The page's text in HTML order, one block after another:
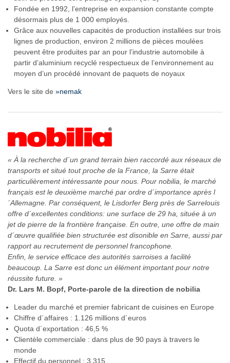
Fondée en 1992, l’entreprise en expansion constante compte
désormais plus de 1 000 employés.
Grâce aux nouvelles capacités de production installées sur trois
lignes de production, environ 2 millions de pièces moulées
peuvent être produites par an pour l’industrie automobile à
partir d’aluminium recyclé respectueux de l’environnement au
moyen d’un procédé innovant de paquets de noyaux
Vers le site de »nemak
« À la recherche d´un grand terrain bien raccordé aux réseaux de
transports et situé tout proche de la France, la Sarre était
particulièrement intéressante pour nous. Pour nobilia, le marché
français est le deuxième marché par ordre d´importance après l
´Allemagne. Par conséquent, le Lisdorfer Berg près de Sarrelouis
offre d´excellentes conditions: une surface de 29 ha, située à un
jet de pierre de la frontière française. En outre, une offre de main
d´œuvre qualifiée bien structurée est disonible en Sarre, aussi par
rapport au recrutement de personnel francophone.
Enfin, le service efficace des autorités sarroises a facilité
beaucoup. La Sarre est donc un élément important pour notre
réussite future. »
Dr. Lars M. Bopf, Porte-parole de la direction de nobilia
Leader du marché et premier fabricant de cuisines en Europe
Chiffre d´affaires : 1.126 millions d´euros
Quota d´exportation : 46,5 %
Clientèle commerciale : dans plus de 90 pays à travers le
monde
Effectif du personnel : 3.315